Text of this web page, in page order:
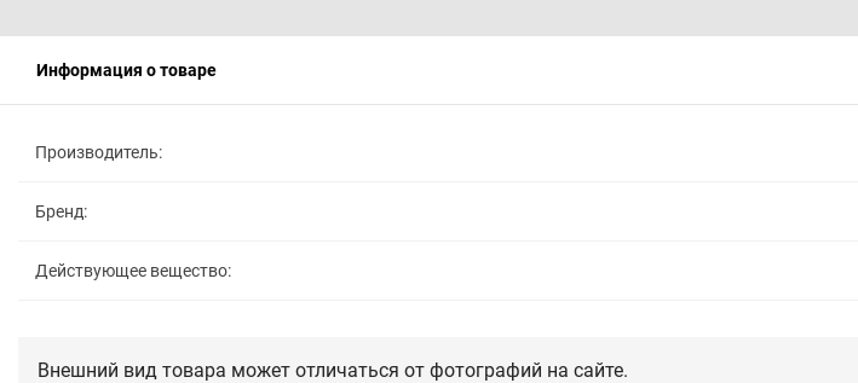
Информация о товаре
Производитель:
Бренд:
Действующее вещество:
Внешний вид товара может отличаться от фотографий на сайте.